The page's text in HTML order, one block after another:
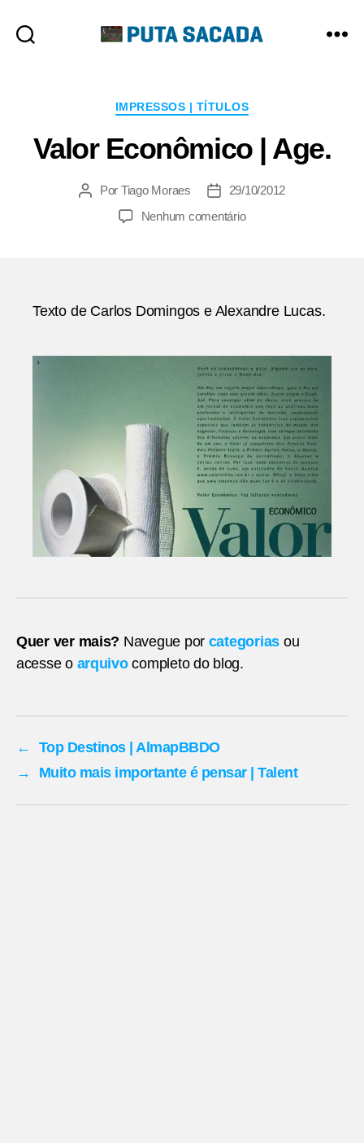
Categorias
IMPRESSOS | TÍTULOS
Valor Econômico | Age.
Autor
Por Tiago Moraes
Data29/10/2012
Nenhum comentárioem
Texto de Carlos Domingos e Alexandre Lucas.
Quer ver mais? Navegue por categorias ou
acesse o arquivocompleto do blog.
←
Top Destinos | AlmapBBDO
→
Muito mais importante é pensar | Talent